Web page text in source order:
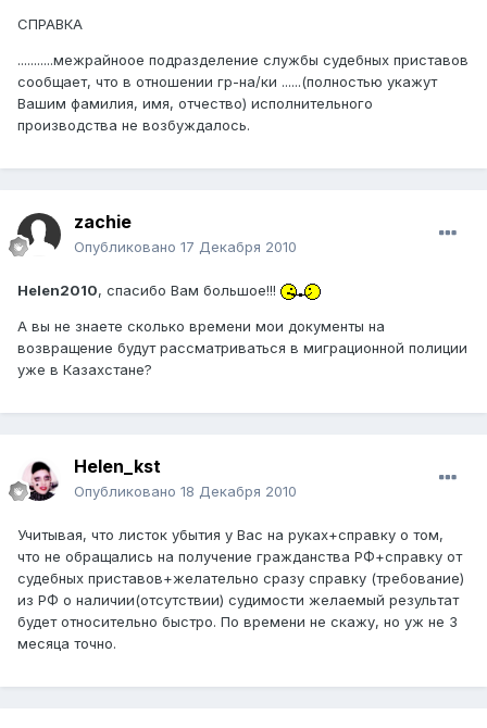
СПРАВКА
...........межрайноое подразделение службы судебных приставов
сообщает, что в отношении гр-на/ки ......(полностью укажут
Вашим фамилия, имя, отчество) исполнительного
производства не возбуждалось.
zachie
Опубликовано 17 Декабря 2010
Helen2010, спасибо Вам большое!!!
А вы не знаете сколько времени мои документы на
возвращение будут рассматриваться в миграционной полиции
уже в Казахстане?
Helen_kst
Опубликовано 18 Декабря 2010
Учитывая, что листок убытия у Вас на руках+справку о том,
что не обращались на получение гражданства РФ+справку от
судебных приставов+желательно сразу справку (требование)
из РФ о наличии(отсутствии) судимости желаемый результат
будет относительно быстро. По времени не скажу, но уж не 3
месяца точно.